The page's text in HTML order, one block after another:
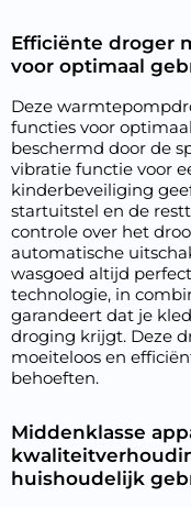
Efficiënte droger
voor optimaal
Deze
functies voor
beschermd door de
vibratie functie voor
kinderbeveiliging
startuitstel en de
controle over het
automatische
wasgoed altijd
technologie, in
garandeert dat je
droging krijgt. Deze
moeiteloos en
behoeften.
Middenklasse
huishoudelijk